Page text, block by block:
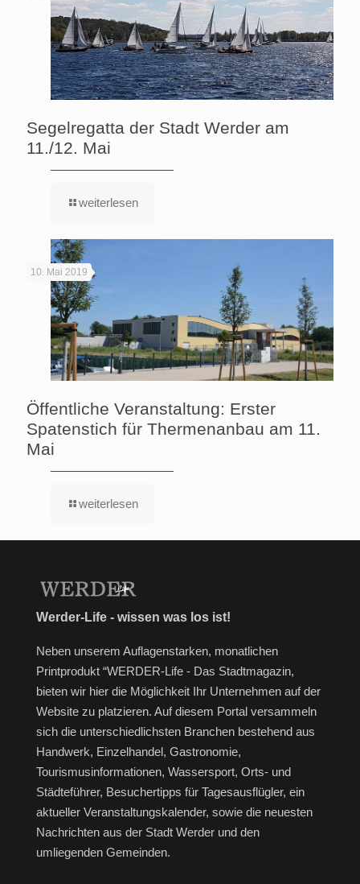
Segelregatta der Stadt Werder am
11./12. Mai
weiterlesen
10. Mai 2019
Öffentliche Veranstaltung: Erster
Spatenstich für Thermenanbau am 11.
Mai
weiterlesen
Werder-Life - wissen was los ist!
Neben unserem Auflagenstarken, monatlichen
Printprodukt “WERDER-Life - Das Stadtmagazin,
bieten wir hier die Möglichkeit Ihr Unternehmen auf der
Website zu platzieren. Auf diesem Portal versammeln
sich die unterschiedlichsten Branchen bestehend aus
Handwerk, Einzelhandel, Gastronomie,
Tourismusinformationen, Wassersport, Orts- und
Städteführer, Besuchertipps für Tagesausflügler, ein
aktueller Veranstaltungskalender, sowie die neuesten
Nachrichten aus der Stadt Werder und den
umliegenden Gemeinden.